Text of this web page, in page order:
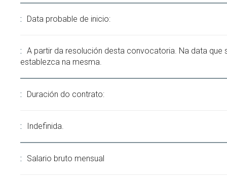
Data probable de inicio:
A partir da resolución desta convocatoria. Na data que
establezca na mesma.
Duración do contrato:
Indefinida.
Salario bruto mensual